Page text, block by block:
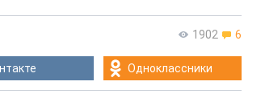
1902 6
Одноклассники